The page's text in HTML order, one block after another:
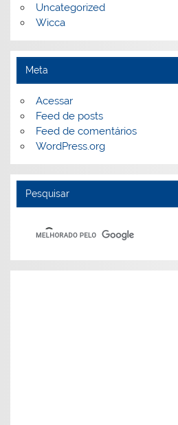
Uncategorized
Wicca
Meta
Acessar
Feed de posts
Feed de comentários
WordPress.org
Pesquisar